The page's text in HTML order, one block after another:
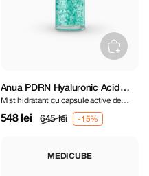
Anua PDRN Hyaluronic Acid
Hydrating Capsule Mist 100 ml
Mist hidratant cu capsule active de
548 lei 645 lei
MEDICUBE